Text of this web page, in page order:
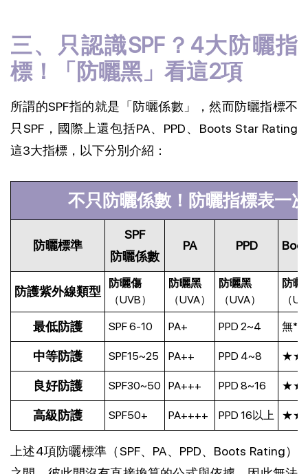
三、只認識SPF？4大防曬指
標！「防曬黑」看這2項
所謂的SPF指的就是「防曬係數」，然而防曬指標不
只SPF，國際上還包括PA、PPD、Boots Star Rating
這3大指標，以下分別介紹：
不只防曬係數！防曬指標表一
防曬標準
SPF
防曬係數
PA PPD
防護紫外線類型
防曬傷
（UVB）
防曬黑
（UVA）
防曬黑
（UVA）
防曬
（
最低防護 SPF 6-10 PA+ PPD 2~4 無*
中等防護 SPF15~25 PA++ PPD 4~8
良好防護 SPF30~50 PA+++ PPD 8~16
高級防護 SPF50+ PA++++ PPD 16以上
上述4項防曬標準（SPF、PA、PPD、Boots Rating）